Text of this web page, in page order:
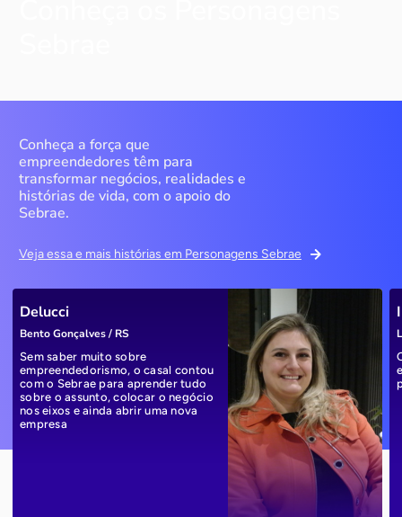
Conheça a força que
empreendedores têm para
transformar negócios, realidades e
histórias de vida, com o apoio do
Sebrae.
Veja essa e mais histórias em Personagens Sebrae
Delucci
Bento Gonçalves / RS
Sem saber muito sobre
empreendedorismo, o casal contou
com o Sebrae para aprender tudo
sobre o assunto, colocar o negócio
nos eixos e ainda abrir uma nova
empresa